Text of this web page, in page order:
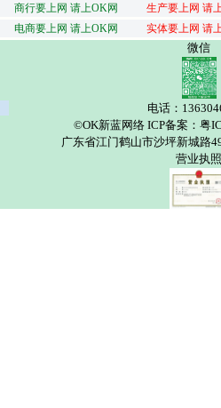
商行要上网 请上OK网
生产要上网 请
电商要上网 请上OK网
实体要上网 请
微信
电话：
©OK新蓝网络 ICP备案：粤
广东省江门鹤山市沙坪新城路
营业执照